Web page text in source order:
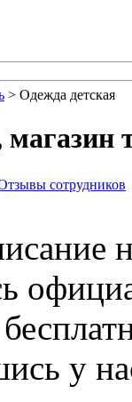
> Одежда детская
сотрудников
у